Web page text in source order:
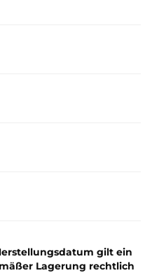
gilt ein
Lagerung rechtlich